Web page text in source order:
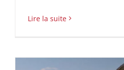
Lire la suite